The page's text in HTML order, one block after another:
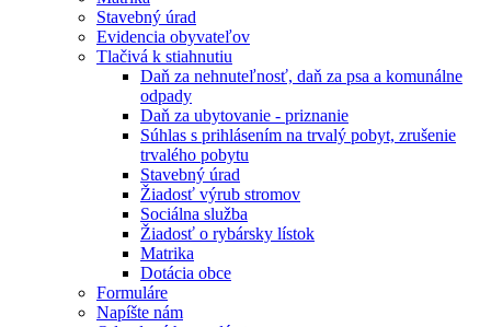
Stavebný úrad
Evidencia obyvateľov
Tlačivá k stiahnutiu
Daň za nehnuteľnosť, daň za psa a komunálne
odpady
Daň za ubytovanie - priznanie
Súhlas s prihlásením na trvalý pobyt, zrušenie
trvalého pobytu
Stavebný úrad
Žiadosť výrub stromov
Sociálna služba
Žiadosť o rybársky lístok
Matrika
Dotácia obce
Formuláre
Napíšte nám